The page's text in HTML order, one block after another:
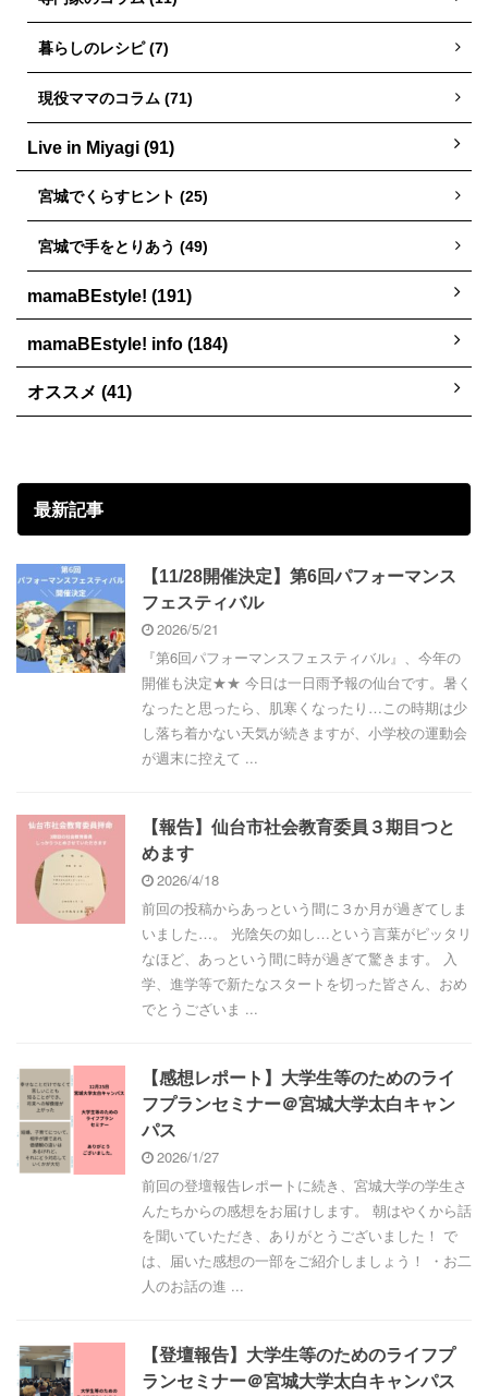
暮らしのレシピ (7)
現役ママのコラム (71)
Live in Miyagi (91)
宮城でくらすヒント (25)
宮城で手をとりあう (49)
mamaBEstyle! (191)
mamaBEstyle! info (184)
オススメ (41)
最新記事
【11/28開催決定】第6回パフォーマンス
フェスティバル
2026/5/21
『第6回パフォーマンスフェスティバル』、今年の
開催も決定★★ 今日は一日雨予報の仙台です。暑く
なったと思ったら、肌寒くなったり…この時期は少
し落ち着かない天気が続きますが、小学校の運動会
が週末に控えて ...
【報告】仙台市社会教育委員３期目つと
めます
2026/4/18
前回の投稿からあっという間に３か月が過ぎてしま
いました…。 光陰矢の如し…という言葉がピッタリ
なほど、あっという間に時が過ぎて驚きます。 入
学、進学等で新たなスタートを切った皆さん、おめ
でとうございま ...
【感想レポート】大学生等のためのライ
フプランセミナー＠宮城大学太白キャン
パス
2026/1/27
前回の登壇報告レポートに続き、宮城大学の学生さ
んたちからの感想をお届けします。 朝はやくから話
を聞いていただき、ありがとうございました！ で
は、届いた感想の一部をご紹介しましょう！ ・お二
人のお話の進 ...
【登壇報告】大学生等のためのライフプ
ランセミナー＠宮城大学太白キャンパス